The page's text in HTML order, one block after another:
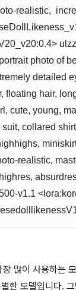
realistic,
photo of
detailed
floating hair,
cute, young,
collared
realistic,
v1.1
많이 사용하는
한 모델입니다.